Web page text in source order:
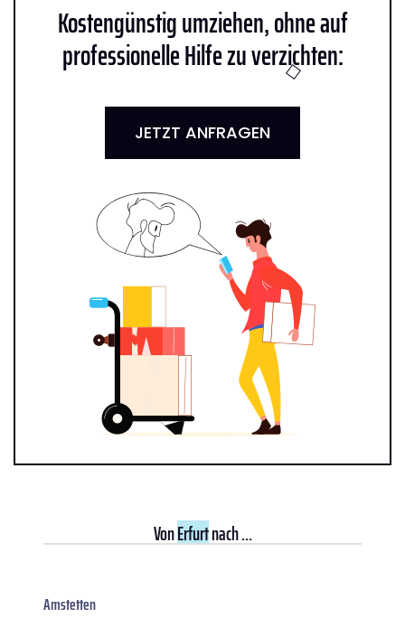
Kostengünstig umziehen, ohne auf
professionelle Hilfe zu verzichten:
JETZT ANFRAGEN
VonErfurtnach ...
Amstetten